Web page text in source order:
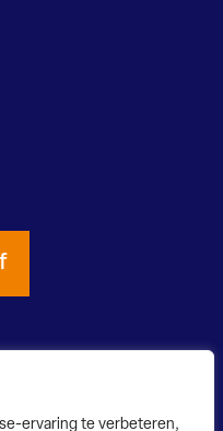
ervaring te verbeteren,